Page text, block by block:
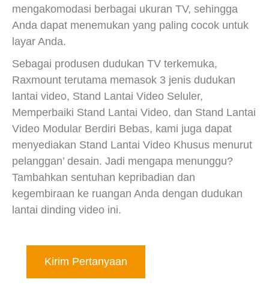
mengakomodasi berbagai ukuran TV, sehingga
Anda dapat menemukan yang paling cocok untuk
layar Anda.
Sebagai produsen dudukan TV terkemuka,
Raxmount terutama memasok 3 jenis dudukan
lantai video, Stand Lantai Video Seluler,
Memperbaiki Stand Lantai Video, dan Stand Lantai
Video Modular Berdiri Bebas, kami juga dapat
menyediakan Stand Lantai Video Khusus menurut
pelanggan’ desain. Jadi mengapa menunggu?
Tambahkan sentuhan kepribadian dan
kegembiraan ke ruangan Anda dengan dudukan
lantai dinding video ini.
Kirim Pertanyaan